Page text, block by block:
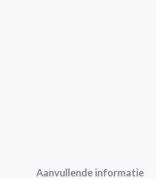
Aanvullende informatie